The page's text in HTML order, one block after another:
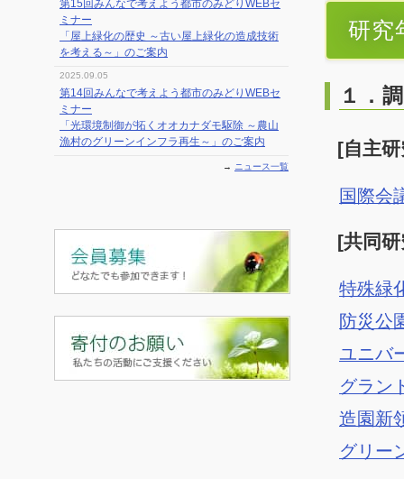
研究
１．
[自主
国際会
[共同
特殊緑
防災公
ユニバ
グラン
造園新
グリー
第15回みんなで考えよう都市のみどりWEBセ
ミナー
「屋上緑化の歴史 ～古い屋上緑化の造成技術
を考える～」のご案内
2025.09.05
第14回みんなで考えよう都市のみどりWEBセ
ミナー
「光環境制御が拓くオオカナダモ駆除 ～農山
漁村のグリーンインフラ再生～」のご案内
→ ニュース一覧